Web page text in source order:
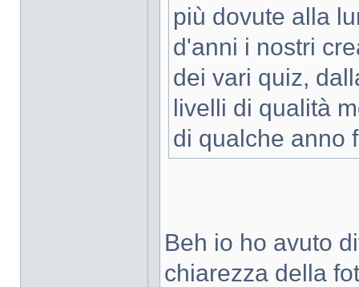
più dovute alla
d'anni i nostri
dei vari quiz,
livelli di qualità
di qualche anno
Beh io ho avuto
chiarezza della